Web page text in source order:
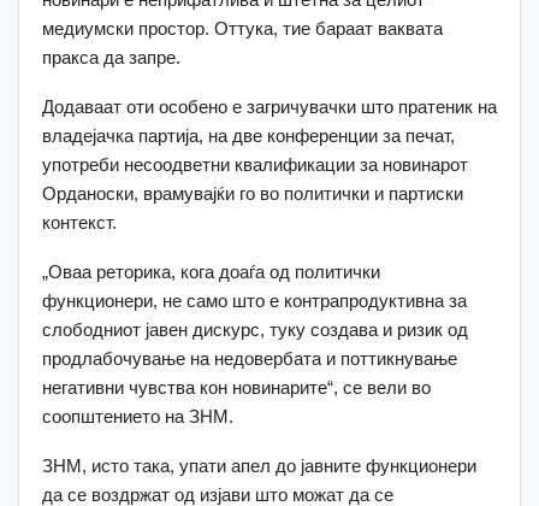
медиумски простор. Оттука, тие бараат ваквата
пракса да запре.
Додаваат оти особено е загричувачки што пратеник на
владејачка партија, на две конференции за печат,
употреби несоодветни квалификации за новинарот
Орданоски, врамувајќи го во политички и партиски
контекст.
„Оваа реторика, кога доаѓа од политички
функционери, не само што е контрапродуктивна за
слободниот јавен дискурс, туку создава и ризик од
продлабочување на недовербата и поттикнување
негативни чувства кон новинарите“, се вели во
соопштението на ЗНМ.
ЗНМ, исто така, упати апел до јавните функционери
да се воздржат од изјави што можат да се